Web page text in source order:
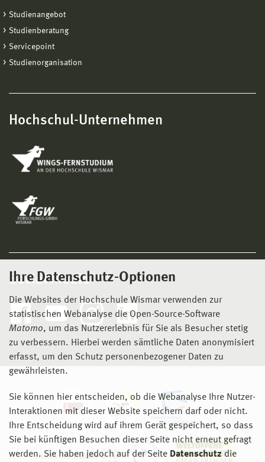
Ihre Datenschutz-Optionen
Die Websites der Hochschule Wismar verwenden zur
statistischen Webanalyse die Open-Source-Software
Matomo, um das Nutzererlebnis für Sie als Besucher stetig
zu verbessern. Hierbei werden sämtliche Daten anonymisiert
erfasst, um den Schutz personenbezogener Daten zu
gewährleisten.
Sie können hier entscheiden, ob die Webanalyse Ihre Nutzer-
Interaktionen mit dieser Website speichern darf oder nicht.
Ihre Entscheidung wird auf ihrem Gerät gespeichert, so dass
Sie bei künftigen Besuchen dieser Seite nicht erneut gefragt
werden. Sie haben jedoch auf der Seite Datenschutz die
Studienangebot
Studienberatung
Servicepoint
Studienorganisation
Hochschul-Unternehmen
Social Media